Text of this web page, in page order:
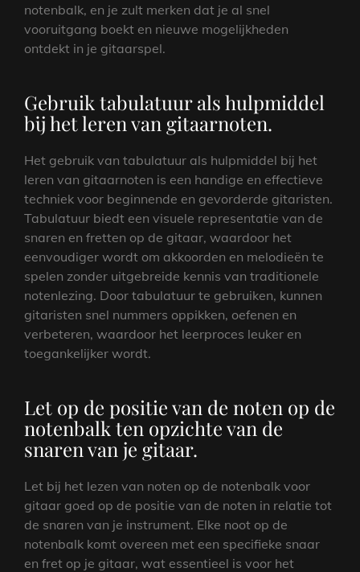
notenbalk, en je zult merken dat je al snel
vooruitgang boekt en nieuwe mogelijkheden
ontdekt in je gitaarspel.
Gebruik tabulatuur als hulpmiddel
bij het leren van gitaarnoten.
Het gebruik van tabulatuur als hulpmiddel bij het
leren van gitaarnoten is een handige en effectieve
techniek voor beginnende en gevorderde gitaristen.
Tabulatuur biedt een visuele representatie van de
snaren en fretten op de gitaar, waardoor het
eenvoudiger wordt om akkoorden en melodieën te
spelen zonder uitgebreide kennis van traditionele
notenlezing. Door tabulatuur te gebruiken, kunnen
gitaristen snel nummers oppikken, oefenen en
verbeteren, waardoor het leerproces leuker en
toegankelijker wordt.
Let op de positie van de noten op de
notenbalk ten opzichte van de
snaren van je gitaar.
Let bij het lezen van noten op de notenbalk voor
gitaar goed op de positie van de noten in relatie tot
de snaren van je instrument. Elke noot op de
notenbalk komt overeen met een specifieke snaar
en fret op je gitaar, wat essentieel is voor het